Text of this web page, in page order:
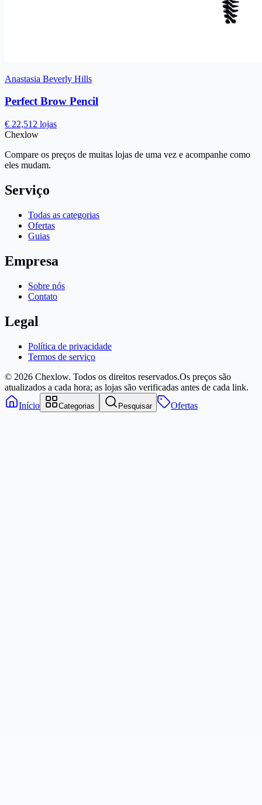
Anastasia Beverly Hills
Perfect Brow Pencil
€ 22,51 2 lojas
Chexlow
Compare os preços de muitas lojas de uma vez e acompanhe como
eles mudam.
Serviço
Todas as categorias
Ofertas
Guias
Empresa
Sobre nós
Contato
Legal
Política de privacidade
Termos de serviço
© 2026 Chexlow. Todos os direitos reservados.Os preços são
atualizados a cada hora; as lojas são verificadas antes de cada link.
Início
Categorias Pesquisar Ofertas